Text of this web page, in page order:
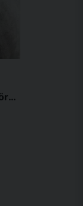
Lippo Pro Series Flughuva utan öron Marinblå & Vit